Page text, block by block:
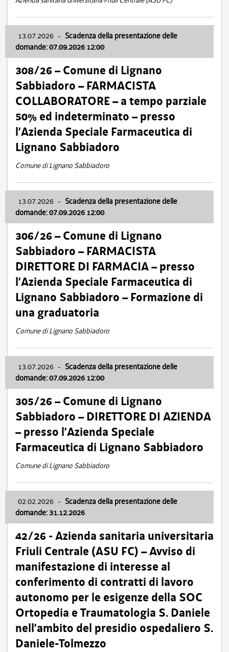
13.07.2026 - Scadenza della presentazione delle
domande: 07.09.2026 12:00
308/26 – Comune di Lignano
Sabbiadoro – FARMACISTA
COLLABORATORE – a tempo parziale
50% ed indeterminato – presso
l’Azienda Speciale Farmaceutica di
Lignano Sabbiadoro
Comune di Lignano Sabbiadoro
13.07.2026 - Scadenza della presentazione delle
domande: 07.09.2026 12:00
306/26 – Comune di Lignano
Sabbiadoro – FARMACISTA
DIRETTORE DI FARMACIA – presso
l’Azienda Speciale Farmaceutica di
Lignano Sabbiadoro – Formazione di
una graduatoria
Comune di Lignano Sabbiadoro
13.07.2026 - Scadenza della presentazione delle
domande: 07.09.2026 12:00
305/26 – Comune di Lignano
Sabbiadoro – DIRETTORE DI AZIENDA
– presso l’Azienda Speciale
Farmaceutica di Lignano Sabbiadoro
Comune di Lignano Sabbiadoro
02.02.2026 - Scadenza della presentazione delle
domande: 31.12.2026
42/26 - Azienda sanitaria universitaria
Friuli Centrale (ASU FC) – Avviso di
manifestazione di interesse al
conferimento di contratti di lavoro
autonomo per le esigenze della SOC
Ortopedia e Traumatologia S. Daniele
nell’ambito del presidio ospedaliero S.
Daniele-Tolmezzo